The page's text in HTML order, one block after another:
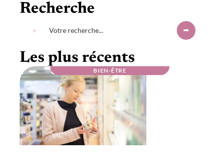
Recherche
Les plus récents
BIEN-ÊTRE